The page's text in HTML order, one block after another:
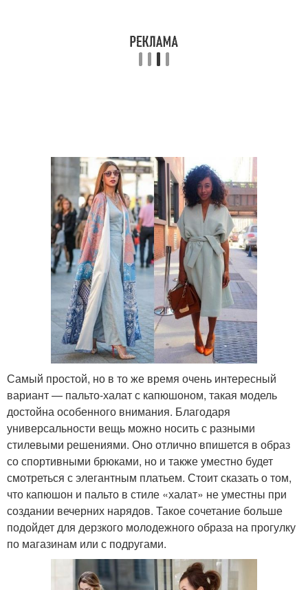
Самый простой, но в то же время очень интересный
вариант — пальто-халат с капюшоном, такая модель
достойна особенного внимания. Благодаря
универсальности вещь можно носить с разными
стилевыми решениями. Оно отлично впишется в образ
со спортивными брюками, но и также уместно будет
смотреться с элегантным платьем. Стоит сказать о том,
что капюшон и пальто в стиле «халат» не уместны при
создании вечерних нарядов. Такое сочетание больше
подойдет для дерзкого молодежного образа на прогулку
по магазинам или с подругами.